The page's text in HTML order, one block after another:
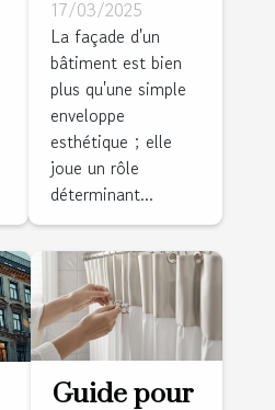
rénovation
de façades
pour
l'efficacité
énergétique
17/03/2025
La façade d'un
bâtiment est bien
plus qu'une simple
enveloppe
esthétique ; elle
joue un rôle
déterminant...
Guide pour